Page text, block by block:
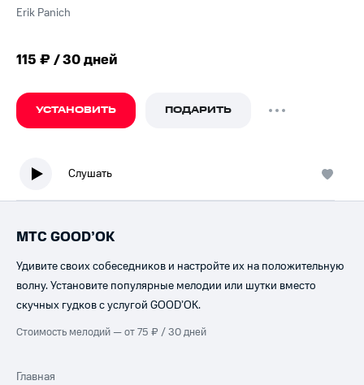
Erik Panich
115 ₽ / 30 дней
УСТАНОВИТЬ ПОДАРИТЬ
Слушать
МТС GOOD’OK
Удивите своих собеседников и настройте их на положительную
волну. Установите популярные мелодии или шутки вместо
скучных гудков с услугой GOOD’OK.
Стоимость мелодий — от 75 ₽ / 30 дней
Главная